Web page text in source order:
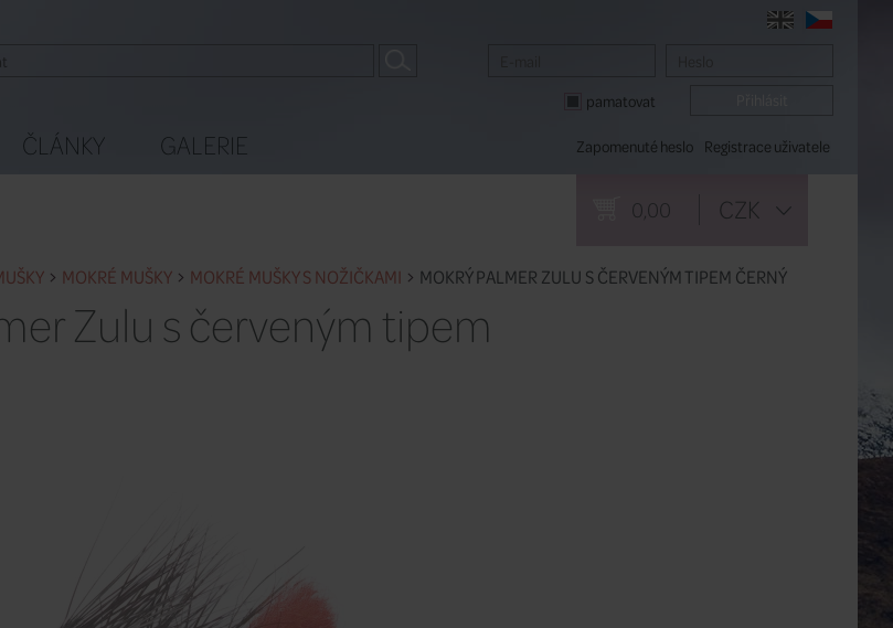
pamatovat
Zapomenuté heslo Registrace uživatele
0,00 CZK
ČLÁNKY GALERIE
MOKRÉ MUŠKY MOKRÉ MUŠKY S NOŽIČKAMI MOKRÝ PALMER ZULU S ČERVENÝM TIPEM ČERNÝ
Zulu s červeným tipem